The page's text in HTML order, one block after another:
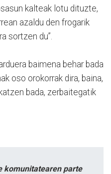
kalteak lotu dituzte,
azaldu den frogarik
sortzen du”.
baimena behar bada
oso orokorrak dira, baina,
bada, zerbaitegatik
komunitatearen parte